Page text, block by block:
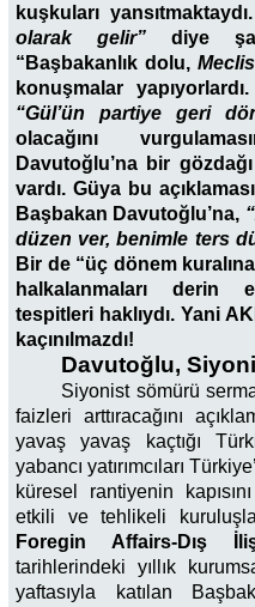
kuşkuları
olarak gelir” diye
“Başbakanlık dolu,
konuşmalar
“Gül’ün partiye geri
olacağını
Davutoğlu’na bir
vardı. Güya bu
Başbakan Davutoğlu’na,
düzen ver, benimle ters
Bir de “üç dönem
halkalanmaları derin
tespitleri haklıydı. Yani
kaçınılmazdı!
Davutoğlu,
Siyonist sömürü
faizleri arttıracağını
yavaş yavaş kaçtığı
yabancı yatırımcıları
küresel rantiyenin
etkili ve tehlikeli
Foregin Affairs-Dış
tarihlerindeki yıllık
yaftasıyla katılan